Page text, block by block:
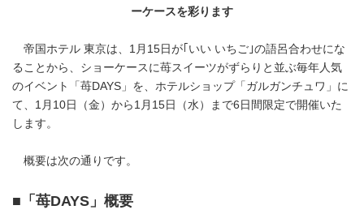
ーケースを彩ります
帝国ホテル 東京は、1月15日が｢いい いちご｣の語呂合わせにな
ることから、ショーケースに苺スイーツがずらりと並ぶ毎年人気
のイベント「苺DAYS」を、ホテルショップ「ガルガンチュワ」に
て、1月10日（金）から1月15日（水）まで6日間限定で開催いた
します。
概要は次の通りです。
■「苺DAYS」概要